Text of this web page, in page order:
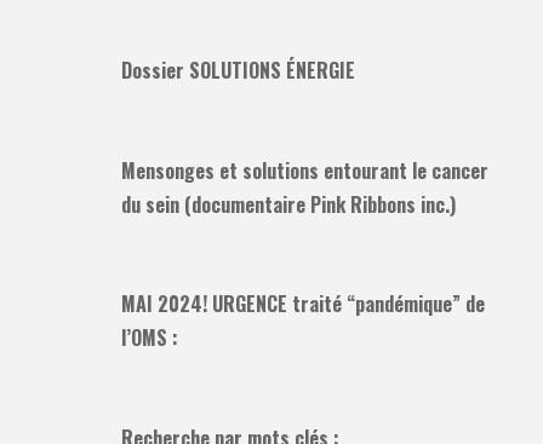
Dossier SOLUTIONS ÉNERGIE
Mensonges et solutions entourant le cancer
du sein (documentaire Pink Ribbons inc.)
MAI 2024! URGENCE traité “pandémique” de
l’OMS :
Recherche par mots clés :